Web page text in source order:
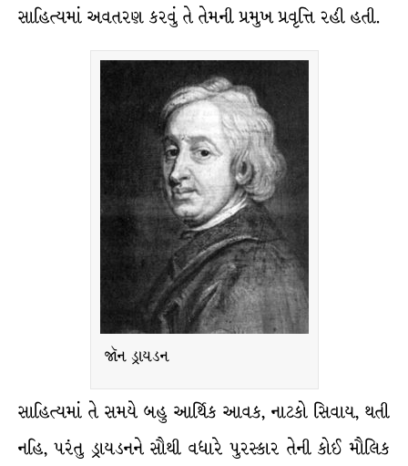
સાહિત્યમાં અવતરણ કરવું તે તેમની પ્રમુખ પ્રવૃત્તિ રહી હતી.
જૉન ડ્રાયડન
સાહિત્યમાં તે સમયે બહુ આર્થિક આવક, નાટકો સિવાય, થતી
નહિ, પરંતુ ડ્રાયડનને સૌથી વધારે પુરસ્કાર તેની કોઈ મૌલિક